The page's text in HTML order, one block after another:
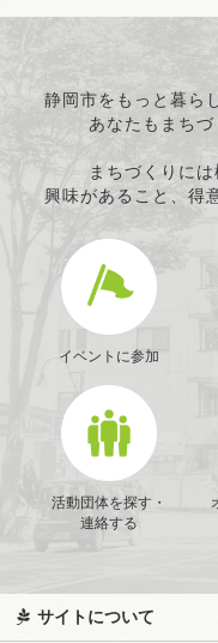
静岡市をもっと暮ら
あなたもまちづ
まちづくりに
興味があること、得
イベントに参加
活動団体を探す・
連絡する
サイトについて